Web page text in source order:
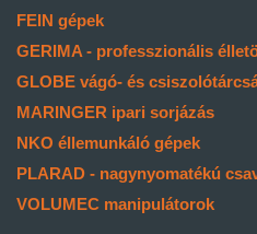
FEIN gépek
GERIMA - professzionális
GLOBE vágó- és
MARINGER ipari sorjázás
NKO éllemunkáló gépek
PLARAD - nagynyomatékú
VOLUMEC manipulátorok